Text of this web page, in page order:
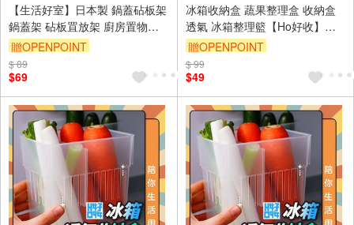
【生活好室】日本製 鍋蓋砧板架
鍋蓋架 砧板罝放架 廚房置物架
湯杓架 鍋蓋架 置物架 湯匙架 鍋
鏟架 廚房用品
贈OPENPOINT
訂單滿999享9折
$ 89
$69
冰箱收納盒 蔬果整理盒 收納盒
透氣 冰箱整理籃【Ho好收】
【Ho覓好物】冰箱整理盒 置物
籃 冰箱置物盒 廚房收納架
贈OPENPOINT
$ 99
$49